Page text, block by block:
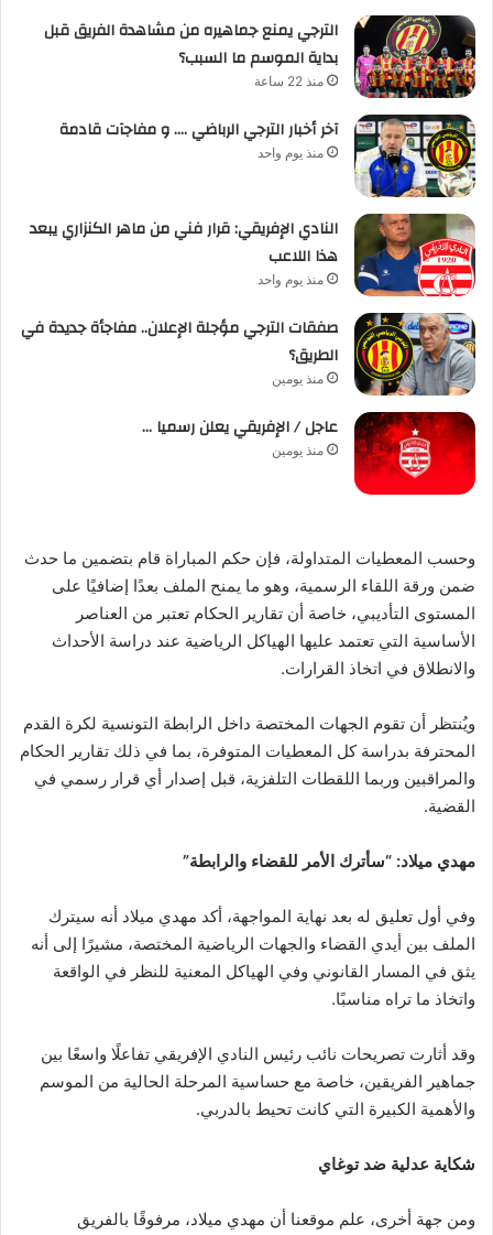
الترجي يمنع جماهيره من مشاهدة الفريق قبل
بداية الموسم ما السبب؟
منذ 22 ساعة
آخر أخبار الترجي الرباضي …. و مفاجآت قادمة
منذ يوم واحد
النادي الإفريقي: قرار فني من ماهر الكنزاري يبعد
هذا اللاعب
منذ يوم واحد
صفقات الترجي مؤجلة الإعلان.. مفاجأة جديدة في
الطريق؟
منذ يومين
عاجل / الإفريقي يعلن رسميا …
منذ يومين
وحسب المعطيات المتداولة، فإن حكم المباراة قام بتضمين ما حدث
ضمن ورقة اللقاء الرسمية، وهو ما يمنح الملف بعدًا إضافيًا على
المستوى التأديبي، خاصة أن تقارير الحكام تعتبر من العناصر
الأساسية التي تعتمد عليها الهياكل الرياضية عند دراسة الأحداث
والانطلاق في اتخاذ القرارات.
ويُنتظر أن تقوم الجهات المختصة داخل الرابطة التونسية لكرة القدم
المحترفة بدراسة كل المعطيات المتوفرة، بما في ذلك تقارير الحكام
والمراقبين وربما اللقطات التلفزية، قبل إصدار أي قرار رسمي في
القضية.
مهدي ميلاد: “سأترك الأمر للقضاء والرابطة”
وفي أول تعليق له بعد نهاية المواجهة، أكد مهدي ميلاد أنه سيترك
الملف بين أيدي القضاء والجهات الرياضية المختصة، مشيرًا إلى أنه
يثق في المسار القانوني وفي الهياكل المعنية للنظر في الواقعة
واتخاذ ما تراه مناسبًا.
وقد أثارت تصريحات نائب رئيس النادي الإفريقي تفاعلًا واسعًا بين
جماهير الفريقين، خاصة مع حساسية المرحلة الحالية من الموسم
والأهمية الكبيرة التي كانت تحيط بالدربي.
شكاية عدلية ضد توغاي
ومن جهة أخرى، علم موقعنا أن مهدي ميلاد، مرفوقًا بالفريق